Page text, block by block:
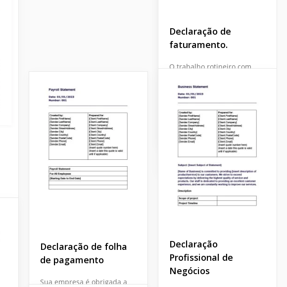
Revelando o modelo de
design de "Declaração
plataforma! Crie uma
destaque suas qualidades
e aspirações únicas.
Google Docs
Declaração de folha
de pagamento
Sua empresa é obrigada a
Declaração de
faturamento.
O trabalho rotineiro com
depressão. Mas agora,
graças aos serviços de
nossos designers e
desenvolvedores, você
pode economizar tempo.
Declaração
Profissional de
Negócios